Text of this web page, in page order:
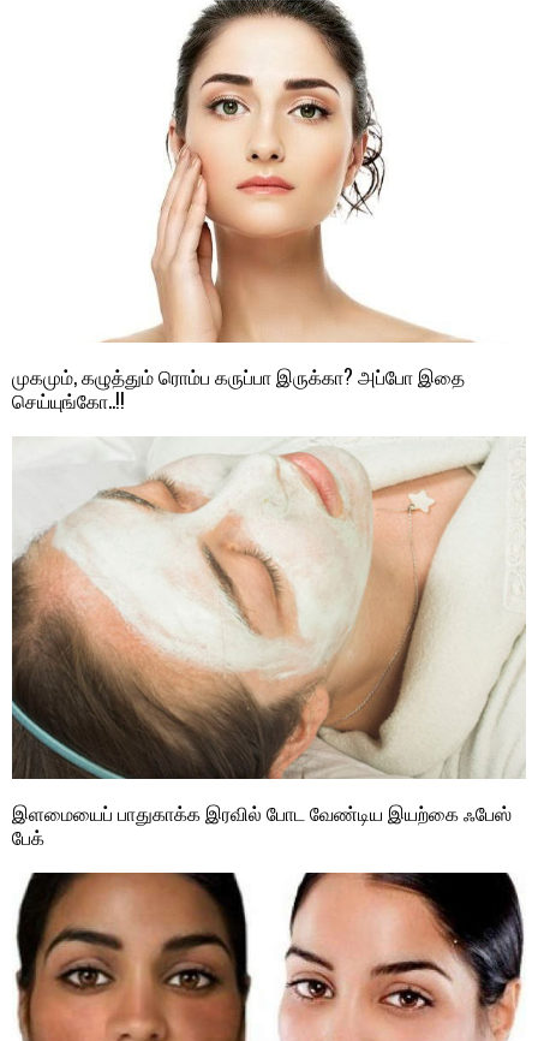
முகமும், கழுத்தும் ரொம்ப கருப்பா இருக்கா? அப்போ இதை
செய்யுங்கோ..!!
இளமையைப் பாதுகாக்க இரவில் போட வேண்டிய இயற்கை ஃபேஸ்
பேக்